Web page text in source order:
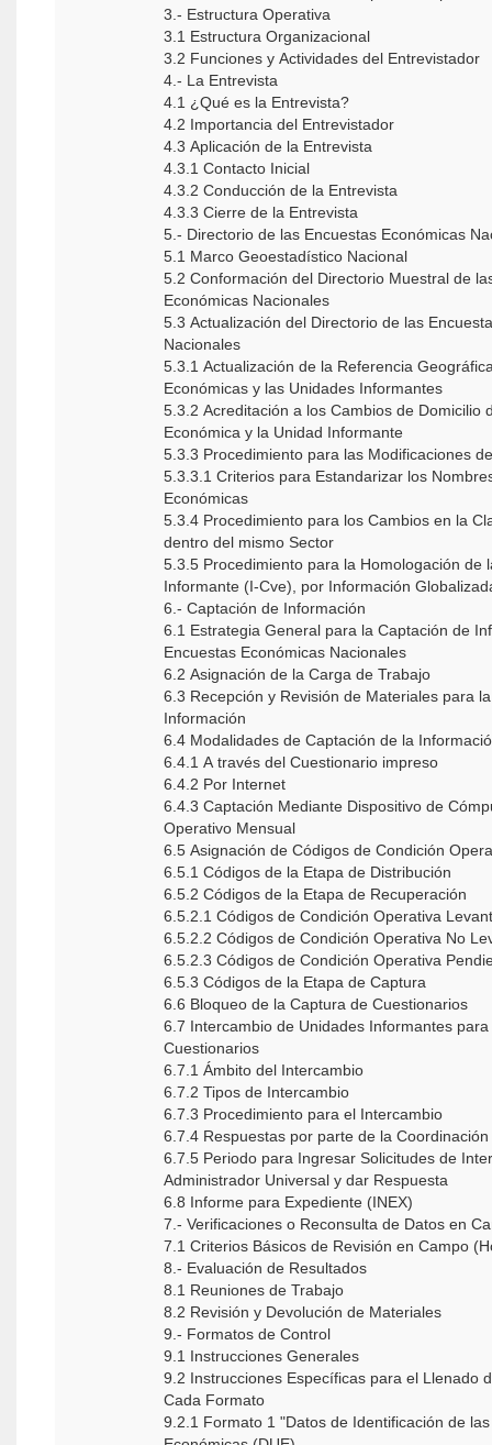
3.- Estructura Operativa
3.1 Estructura Organizacional
3.2 Funciones y Actividades del Entrevistador
4.- La Entrevista
4.1 ¿Qué es la Entrevista?
4.2 Importancia del Entrevistador
4.3 Aplicación de la Entrevista
4.3.1 Contacto Inicial
4.3.2 Conducción de la Entrevista
4.3.3 Cierre de la Entrevista
5.- Directorio de las Encuestas Económicas
5.1 Marco Geoestadístico Nacional
5.2 Conformación del Directorio Muestral de
Económicas Nacionales
5.3 Actualización del Directorio de las
Nacionales
5.3.1 Actualización de la Referencia
Económicas y las Unidades Informantes
5.3.2 Acreditación a los Cambios de Domicilio
Económica y la Unidad Informante
5.3.3 Procedimiento para las Modificaciones
5.3.3.1 Criterios para Estandarizar los
Económicas
5.3.4 Procedimiento para los Cambios en la
dentro del mismo Sector
5.3.5 Procedimiento para la Homologación de
Informante (I-Cve), por Información
6.- Captación de Información
6.1 Estrategia General para la Captación de
Encuestas Económicas Nacionales
6.2 Asignación de la Carga de Trabajo
6.3 Recepción y Revisión de Materiales para
Información
6.4 Modalidades de Captación de la
6.4.1 A través del Cuestionario impreso
6.4.2 Por Internet
6.4.3 Captación Mediante Dispositivo de
Operativo Mensual
6.5 Asignación de Códigos de Condición
6.5.1 Códigos de la Etapa de Distribución
6.5.2 Códigos de la Etapa de Recuperación
6.5.2.1 Códigos de Condición Operativa
6.5.2.2 Códigos de Condición Operativa No
6.5.2.3 Códigos de Condición Operativa
6.5.3 Códigos de la Etapa de Captura
6.6 Bloqueo de la Captura de Cuestionarios
6.7 Intercambio de Unidades Informantes
Cuestionarios
6.7.1 Ámbito del Intercambio
6.7.2 Tipos de Intercambio
6.7.3 Procedimiento para el Intercambio
6.7.4 Respuestas por parte de la
6.7.5 Periodo para Ingresar Solicitudes de
Administrador Universal y dar Respuesta
6.8 Informe para Expediente (INEX)
7.- Verificaciones o Reconsulta de Datos en
7.1 Criterios Básicos de Revisión en Campo
8.- Evaluación de Resultados
8.1 Reuniones de Trabajo
8.2 Revisión y Devolución de Materiales
9.- Formatos de Control
9.1 Instrucciones Generales
9.2 Instrucciones Específicas para el Llenado
Cada Formato
9.2.1 Formato 1 "Datos de Identificación de